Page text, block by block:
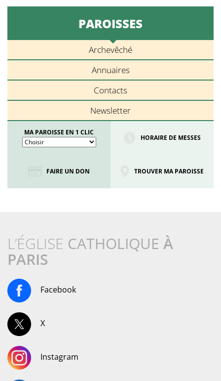
PAROISSES
Archevêché
Annuaires
Contacts
Newsletter
MA PAROISSE EN 1 CLIC
HORAIRE DE MESSES
FAIRE UN DON TROUVER MA PAROISSE
L’ÉGLISE CATHOLIQUE À
PARIS
Facebook
X
Instagram